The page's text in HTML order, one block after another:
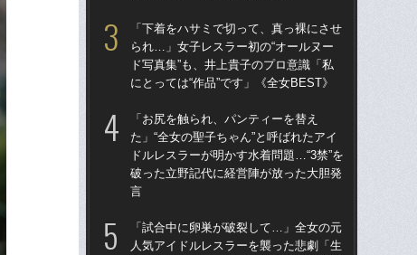
「下着をハサミで切って、真っ裸にさせ
られ…」女子レスラー初の“オールヌー
ド写真集”も、井上貴子のプロ意識「私
にとっては“作品”です」《全女BEST》
「お尻を触られ、パンティーを替え
た」“全女の聖子ちゃん”と呼ばれたアイ
ドルレスラーが明かす水着問題…“3禁”を
破った立野記代に経営陣が放った大胆発
言
「試合中に卵巣が破裂して…」全女の元
人気アイドルレスラーを襲った悲劇「生